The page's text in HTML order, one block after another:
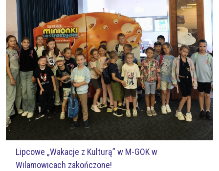
Lipcowe „Wakacje z Kulturą” w M-GOK w
Wilamowicach zakończone!